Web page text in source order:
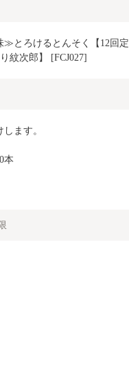
とろけるとんそく【12回
紋次郎】 [FCJ027]
ます。
本